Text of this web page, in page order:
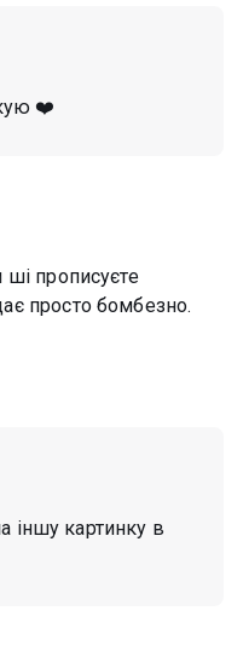
❤️
ші прописуєте
просто бомбезно.
іншу картинку в